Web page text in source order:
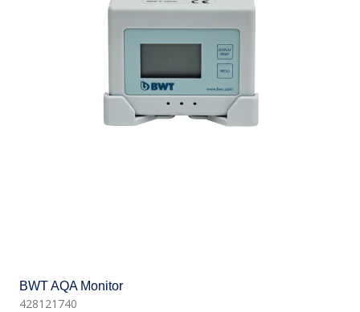
BWT AQA Monitor
428121740